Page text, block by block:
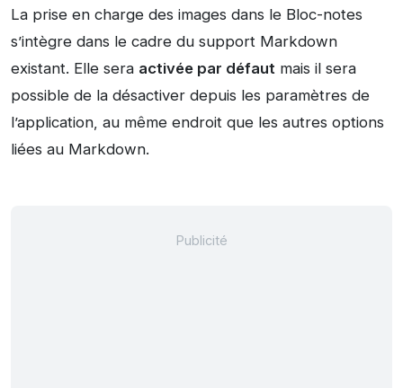
La prise en charge des images dans le Bloc-notes
s’intègre dans le cadre du support Markdown
existant. Elle sera activée par défaut mais il sera
possible de la désactiver depuis les paramètres de
l’application, au même endroit que les autres options
liées au Markdown.